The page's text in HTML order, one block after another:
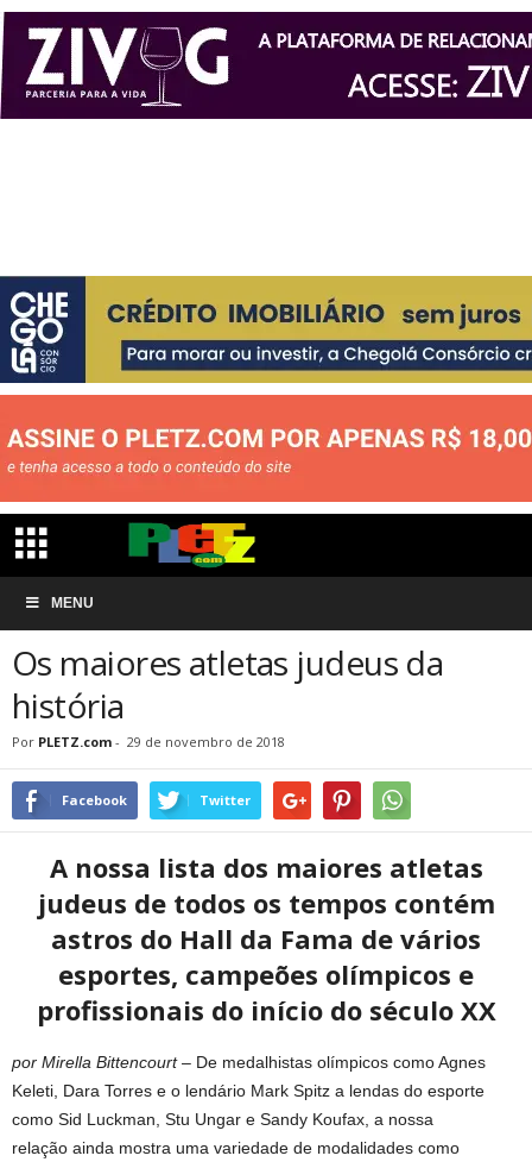
MENU
Início NOTÍCIAS
Os maiores atletas judeus da
história
Por PLETZ.com - 29 de novembro de 2018
Facebook Twitter
A nossa lista dos maiores atletas
judeus de todos os tempos contém
astros do Hall da Fama de vários
esportes, campeões olímpicos e
profissionais do início do século XX
por Mirella Bittencourt– De medalhistas olímpicos como Agnes
Keleti, Dara Torres e o lendário Mark Spitz a lendas do esporte
como Sid Luckman, Stu Ungar e Sandy Koufax, a nossa
relação ainda mostra uma variedade de modalidades como